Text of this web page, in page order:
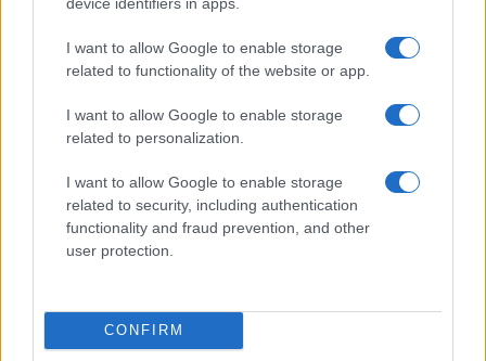
I want to allow Google to enable storage
related to functionality of the website or app.
I want to allow Google to enable storage
related to personalization.
I want to allow Google to enable storage
related to security, including authentication
functionality and fraud prevention, and other
user protection.
CONFIRM
giustizia vera, non sceneggiature. Fa paura perché
dimostra quanto sia facile costruire un clima.
Prima il sospetto. Poi il profilo. Poi il mostro. Poi,
l’opposto.
Invece siamo al paradosso: dentro l’articolo
compaiono elementi che ridimensionano,
l’impressione del titolo. Ma il titolo ormai ha già
fatto il suo mestiere. Ha acceso la lampadina